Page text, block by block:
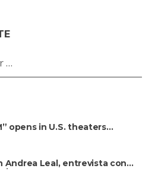
opens in U.S. theaters
Andrea Leal, entrevista con
Du ......